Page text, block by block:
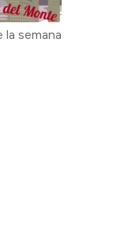
semana